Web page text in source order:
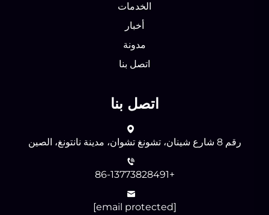
الخدمات
أخبار
مدونة
اتصل بنا
اتصل بنا
رقم 8 شارع شينان، تشونغ تشوان، مدينة نانتونغ، الصين
+86-13773828491
[email protected]